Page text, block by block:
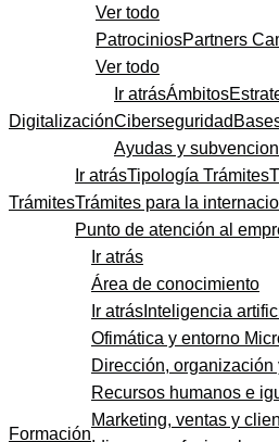
Ver todo
PatrociniosPartners
Ver todo
Digitalización
Ir atrásÁmbitos
Ciberseguridad
Ayudas y
Trámites
Ir atrásTipología Trámites
Trámites para la
Punto de atención al
Formación
Ir atrás
Área de conocimiento
Ir atrás Inteligencia
Ofimática y entorno
Dirección,
Recursos humanos e
Marketing, ventas y